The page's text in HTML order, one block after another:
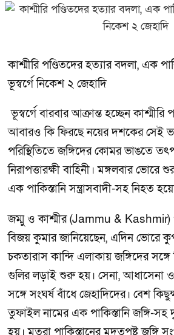
কাশ্মীরি পণ্ডিতদের হত্যার বদলা, এক
ভূস্বর্গে নিকেশ ২ জেহাদি
ভূস্বর্গে বারবার আক্রান্ত হচ্ছেন কাশ্মীরি
আবারও কি ফিরছে নয়ের দশকের সেই
পরিস্থিতিতে জঙ্গিদের কোমর ভাঙতে
নিরাপত্তারক্ষী বাহিনী। মঙ্গলবার
এক পাকিস্তানি সন্ত্রাসবাদী-সহ নিহত
জম্মু ও কাশ্মীর (Jammu &
বিজয় কুমার জানিয়েছেন, এদিন ভোরে
চকতারাস কান্দি এলাকায় জঙ্গিদের সঙ্গে
গুলির লড়াই শুরু হয়। সেনা, আধাসেনা
সঙ্গে সংঘর্ষ বাঁধে জেহাদিদের। বেশ
তুফাইল নামের এক পাকিস্তানি জঙ্গি-সহ